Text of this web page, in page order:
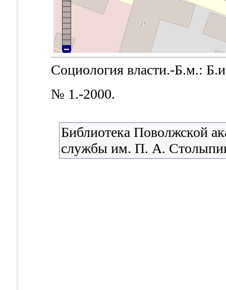
Социология власти.-Б.м.:
№ 1.-2000.
Библиотека Поволжской
службы им. П. А.